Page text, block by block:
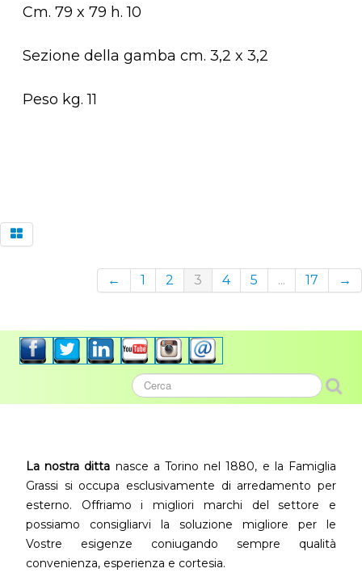
Cm. 79 x 79 h. 10
Sezione della gamba cm. 3,2 x 3,2
Peso kg. 11
← 1 2 3 4 5 ... 17 →
La nostra ditta nasce a Torino nel 1880, e la Famiglia
Grassi si occupa esclusivamente di arredamento per
esterno. Offriamo i migliori marchi del settore e
possiamo consigliarvi la soluzione migliore per le
Vostre esigenze coniugando sempre qualità
convenienza, esperienza e cortesia.